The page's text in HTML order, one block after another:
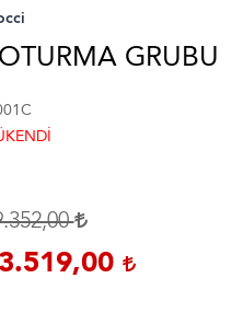
GRUBU